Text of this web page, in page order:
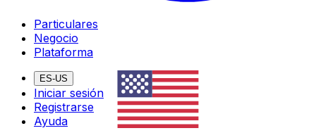
Particulares
Negocio
Plataforma
ES-US
Iniciar sesión
Registrarse
Ayuda